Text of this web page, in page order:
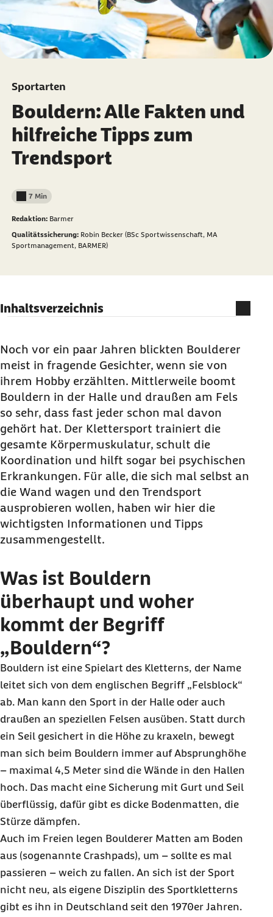
Sportarten
Bouldern: Alle Fakten und
hilfreiche Tipps zum
Trendsport
Lesedauer weniger als
7 Min
Redaktion: Barmer
Qualitätssicherung: Robin Becker (BSc Sportwissenschaft, MA
Sportmanagement, BARMER)
Inhaltsverzeichnis
der Begriff „Bouldern“?
Für wen eignet sich der spezielle Klettersport?
Was braucht man, um mit dem Bouldern
anzufangen?
Wo kann man Bouldern?
Ist der Sport Bouldern gesund?
Gibt es Geheimtipps für Einsteiger beim
Bouldern?
Noch vor ein paar Jahren blickten Boulderer
meist in fragende Gesichter, wenn sie von
ihrem Hobby erzählten. Mittlerweile boomt
Bouldern in der Halle und draußen am Fels
so sehr, dass fast jeder schon mal davon
gehört hat. Der Klettersport trainiert die
gesamte Körpermuskulatur, schult die
Koordination und hilft sogar bei psychischen
Erkrankungen. Für alle, die sich mal selbst an
die Wand wagen und den Trendsport
ausprobieren wollen, haben wir hier die
wichtigsten Informationen und Tipps
zusammengestellt.
Was ist Bouldern
überhaupt und woher
kommt der Begriff
„Bouldern“?
Bouldern ist eine Spielart des Kletterns, der Name
leitet sich von dem englischen Begriff „Felsblock“
ab. Man kann den Sport in der Halle oder auch
draußen an speziellen Felsen ausüben. Statt durch
ein Seil gesichert in die Höhe zu kraxeln, bewegt
man sich beim Bouldern immer auf Absprunghöhe
– maximal 4,5 Meter sind die Wände in den Hallen
hoch. Das macht eine Sicherung mit Gurt und Seil
überflüssig, dafür gibt es dicke Bodenmatten, die
Stürze dämpfen.
Auch im Freien legen Boulderer Matten am Boden
aus (sogenannte Crashpads), um – sollte es mal
passieren – weich zu fallen. An sich ist der Sport
nicht neu, als eigene Disziplin des Sportkletterns
gibt es ihn in Deutschland seit den 1970er Jahren.